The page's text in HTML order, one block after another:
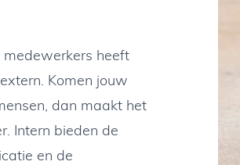
heeft
Komen jouw
dan maakt het
Intern bieden de
en de